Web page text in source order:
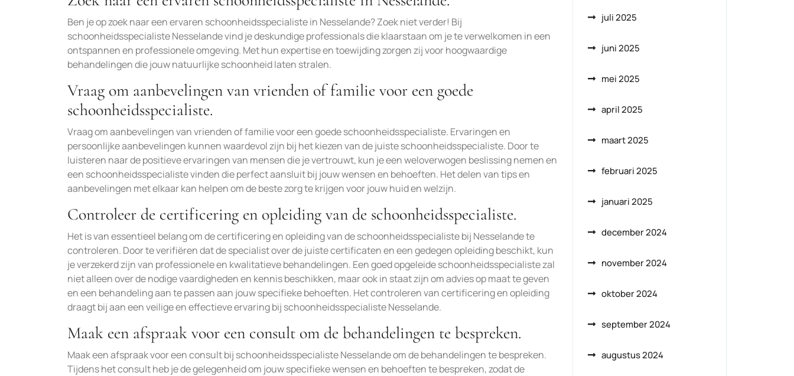
Ben je op zoek naar een ervaren schoonheidsspecialiste in Nesselande? Zoek niet verder! Bij
schoonheidsspecialiste Nesselande vind je deskundige professionals die klaarstaan om je te verwelkomen in een
ontspannen en professionele omgeving. Met hun expertise en toewijding zorgen zij voor hoogwaardige
behandelingen die jouw natuurlijke schoonheid laten stralen.
Vraag om aanbevelingen van vrienden of familie voor een goede
schoonheidsspecialiste.
Vraag om aanbevelingen van vrienden of familie voor een goede schoonheidsspecialiste. Ervaringen en
persoonlijke aanbevelingen kunnen waardevol zijn bij het kiezen van de juiste schoonheidsspecialiste. Door te
luisteren naar de positieve ervaringen van mensen die je vertrouwt, kun je een weloverwogen beslissing nemen en
een schoonheidsspecialiste vinden die perfect aansluit bij jouw wensen en behoeften. Het delen van tips en
aanbevelingen met elkaar kan helpen om de beste zorg te krijgen voor jouw huid en welzijn.
Controleer de certificering en opleiding van de schoonheidsspecialiste.
Het is van essentieel belang om de certificering en opleiding van de schoonheidsspecialiste bij Nesselande te
controleren. Door te verifiëren dat de specialist over de juiste certificaten en een gedegen opleiding beschikt, kun
je verzekerd zijn van professionele en kwalitatieve behandelingen. Een goed opgeleide schoonheidsspecialiste zal
niet alleen over de nodige vaardigheden en kennis beschikken, maar ook in staat zijn om advies op maat te geven
en een behandeling aan te passen aan jouw specifieke behoeften. Het controleren van certificering en opleiding
draagt bij aan een veilige en effectieve ervaring bij schoonheidsspecialiste Nesselande.
Maak een afspraak voor een consult om de behandelingen te bespreken.
Maak een afspraak voor een consult bij schoonheidsspecialiste Nesselande om de behandelingen te bespreken.
Tijdens het consult heb je de gelegenheid om jouw specifieke wensen en behoeften te bespreken, zodat de
juli 2025
juni 2025
mei 2025
april 2025
maart 2025
februari 2025
januari 2025
december 2024
november 2024
oktober 2024
september 2024
augustus 2024